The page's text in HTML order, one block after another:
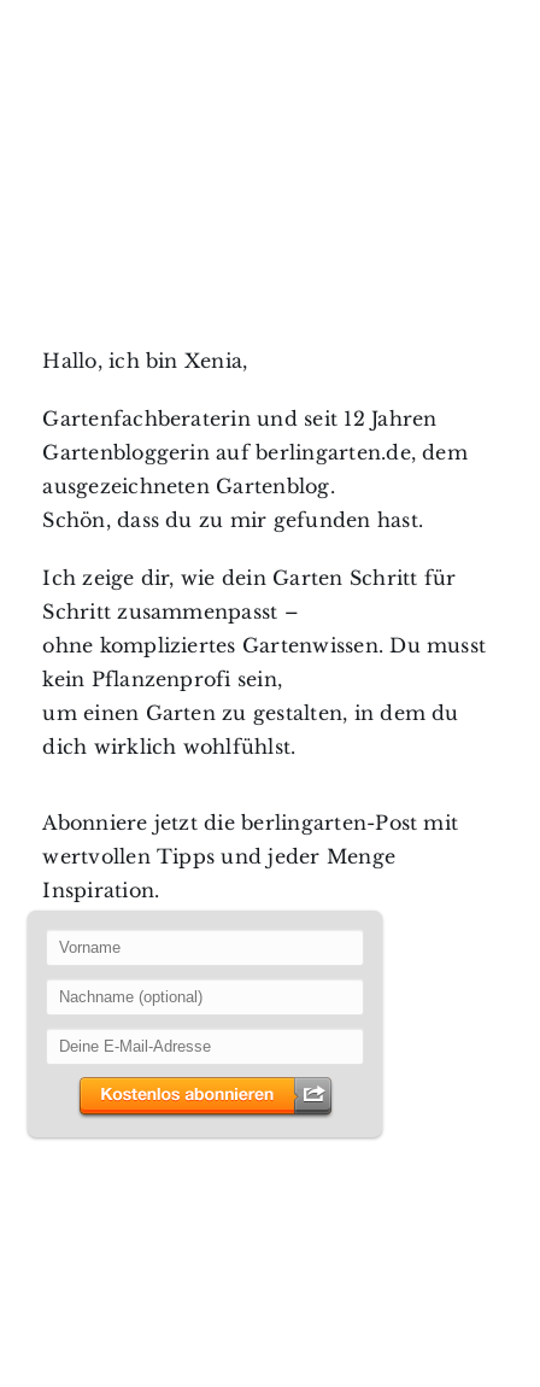
Hallo, ich bin Xenia,
Gartenfachberaterin und seit 12 Jahren
Gartenbloggerin auf berlingarten.de, dem
ausgezeichneten Gartenblog.
Schön, dass du zu mir gefunden hast.
Ich zeige dir, wie dein Garten Schritt für
Schritt zusammenpasst –
ohne kompliziertes Gartenwissen. Du musst
kein Pflanzenprofi sein,
um einen Garten zu gestalten, in dem du
dich wirklich wohlfühlst.
Abonniere jetzt die berlingarten-Post mit
wertvollen Tipps und jeder Menge
Inspiration.